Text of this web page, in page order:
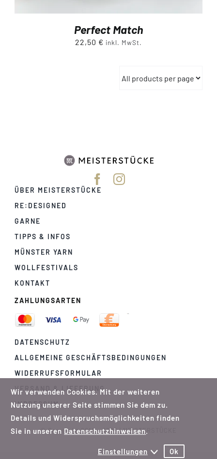
Perfect Match
22,50 € inkl. MwSt.
ÜBER MEISTERSTÜCKE
RE:DESIGNED
GARNE
TIPPS & INFOS
MÜNSTER YARN
WOLLFESTIVALS
KONTAKT
ZAHLUNGSARTEN
DATENSCHUTZ
ALLGEMEINE GESCHÄFTSBEDINGUNGEN
WIDERRUFSFORMULAR
VERSAND & LIEFERUNG
IMPRESSUM
© Copyright 2012 - 2026 | MEISTERSTÜCKE
Wir verwenden Cookies. Mit der weiteren
Nutzung unserer Seite stimmen Sie dem zu.
Details und Widerspruchsmöglichkeiten finden
Sie in unseren Datenschutzhinweisen.
Einstellungen Ok